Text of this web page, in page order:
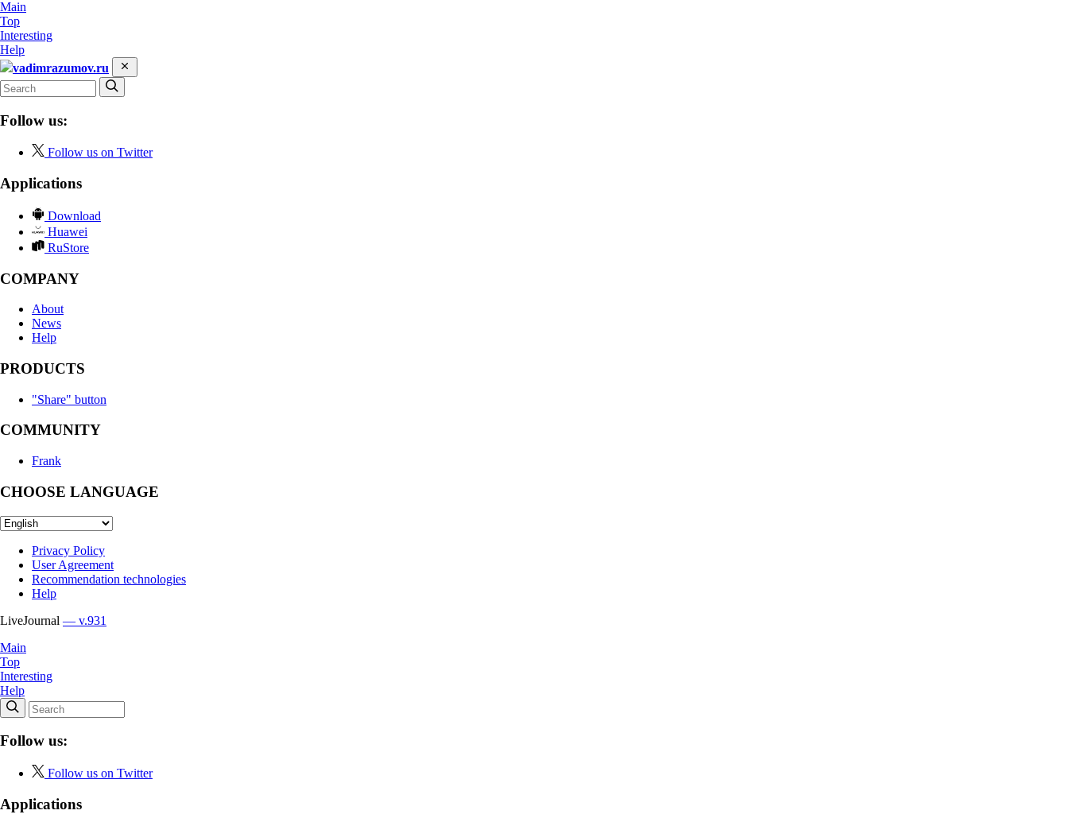
Main
Top
Interesting
Help
vadimrazumov.ru
Follow us:
Follow us on Twitter
Applications
Download
Huawei
RuStore
COMPANY
About
News
Help
PRODUCTS
"Share" button
COMMUNITY
Frank
CHOOSE LANGUAGE
Privacy Policy
User Agreement
Recommendation technologies
Help
LiveJournal — v.931
Main
Top
Interesting
Help
Follow us:
Follow us on Twitter
Applications